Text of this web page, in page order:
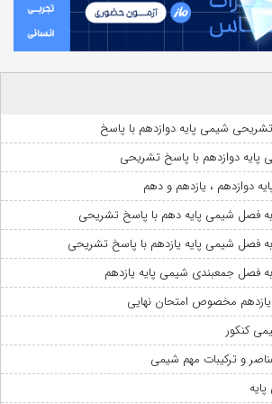
دهم, شیمی پایه دهم, نکات کنکوری شیمی
مهم شیمی سال دهم
شیمی پایه دوازدهم با پاسخ
دوازدهم ، یازدهم و دهم
یازدهم مخصوص امتحان نهایی
کنکور
و ترکیبات مهم شیمی